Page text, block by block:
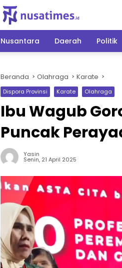
Nusantara Daerah Politik
Beranda Olahraga Karate
Dispora Provinsi Karate Olahraga
Ibu Wagub
Puncak
Yasin
Senin, 21 April 2025